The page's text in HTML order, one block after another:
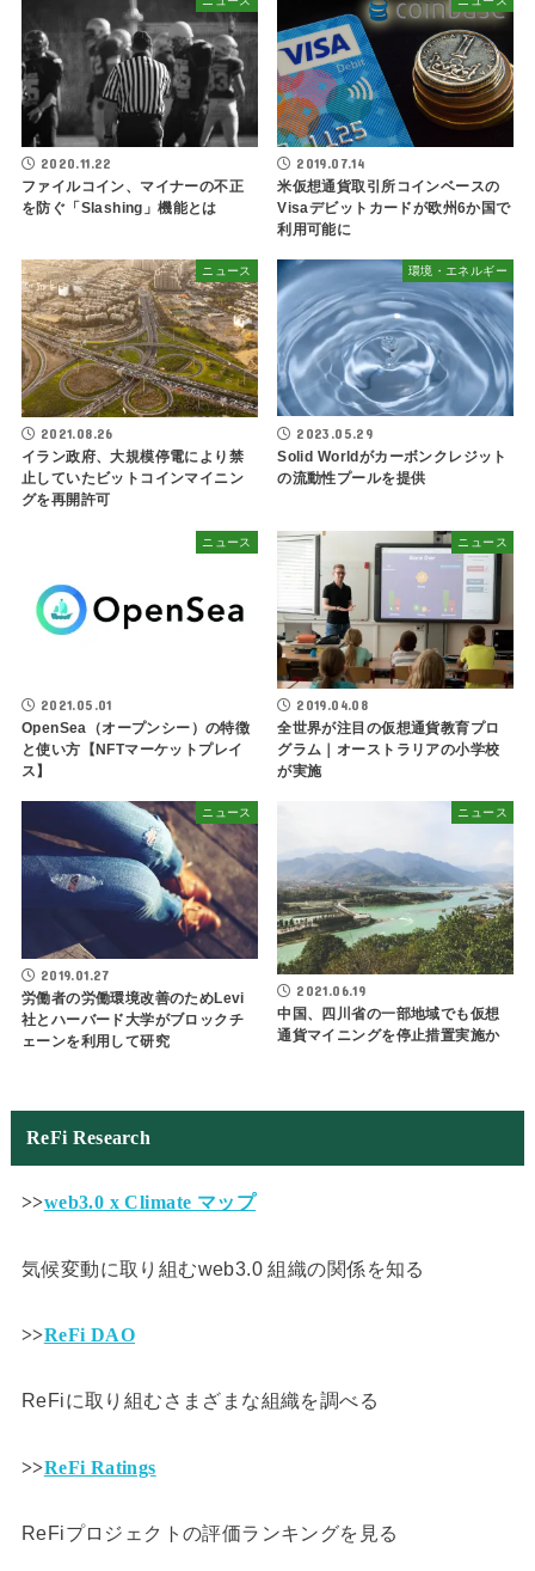
2020.11.22
ファイルコイン、マイナーの不正
を防ぐ「Slashing」機能とは
2019.07.14
米仮想通貨取引所コインベースの
Visaデビットカードが欧州6か国で
利用可能に
ニュース
2021.08.26
イラン政府、大規模停電により禁
止していたビットコインマイニン
グを再開許可
環境・エネルギー
2023.05.29
Solid Worldがカーボンクレジット
の流動性プールを提供
ニュース
2021.05.01
OpenSea（オープンシー）の特徴
と使い方【NFTマーケットプレイ
ス】
ニュース
2019.04.08
全世界が注目の仮想通貨教育プロ
グラム｜オーストラリアの小学校
が実施
ニュース
2019.01.27
労働者の労働環境改善のためLevi
社とハーバード大学がブロックチ
ェーンを利用して研究
ニュース
2021.06.19
中国、四川省の一部地域でも仮想
通貨マイニングを停止措置実施か
ReFi Research
>>web3.0 x Climate マップ
気候変動に取り組むweb3.0 組織の関係を知る
>>ReFi DAO
ReFiに取り組むさまざまな組織を調べる
>>ReFi Ratings
ReFiプロジェクトの評価ランキングを見る